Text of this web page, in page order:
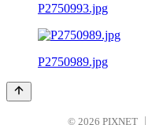
P2750993.jpg
P2750989.jpg
© 2026 PIXNET